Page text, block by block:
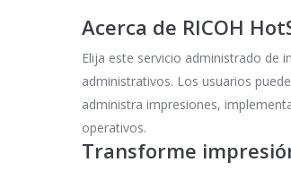
Acerca de RICOH
Elija este servicio administrado de
administrativos. Los usuarios
administra impresiones,
operativos.
Transforme